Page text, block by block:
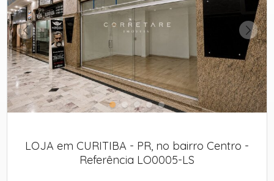
LOJA em CURITIBA - PR, no bairro Centro -
Referência LO0005-LS